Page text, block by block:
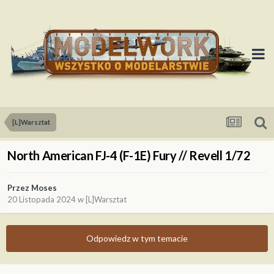
[L]Warsztat
North American FJ-4 (F-1E) Fury // Revell 1/72
Przez Moses
20 Listopada 2024w [L]Warsztat
Odpowiedz w tym temacie